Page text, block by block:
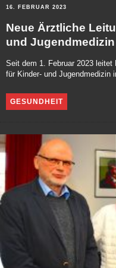
16. FEBRUAR 2023
Neue Ärztliche
und Jugendmedizin
Seit dem 1. Februar 2023
für Kinder- und Jugendmedizin
GESUNDHEIT